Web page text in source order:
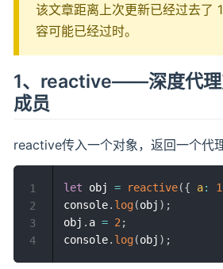
该文章距离上次更新已经过去了
容可能已经过时。
1、reactive——深度代理
成员
reactive传入一个对象，返回一个代
let obj = reactive({ a: 1
console. log(obj ) ;
obj . a = 2 ;
console. log(obj ) ;
1
2
3
4